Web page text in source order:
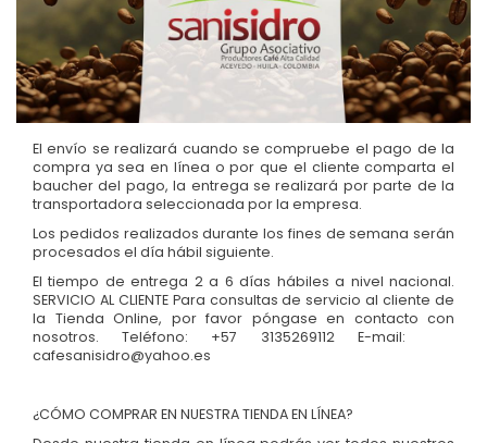
El envío se realizará cuando se compruebe el pago de la
compra ya sea en línea o por que el cliente comparta el
baucher del pago, la entrega se realizará por parte de la
transportadora seleccionada por la empresa.
Los pedidos realizados durante los fines de semana serán
procesados el día hábil siguiente.
El tiempo de entrega 2 a 6 días hábiles a nivel nacional.
SERVICIO AL CLIENTE Para consultas de servicio al cliente de
la Tienda Online, por favor póngase en contacto con
nosotros. Teléfono: +57 3135269112 E-mail:
cafesanisidro@yahoo.es
¿CÓMO COMPRAR EN NUESTRA TIENDA EN LÍNEA?